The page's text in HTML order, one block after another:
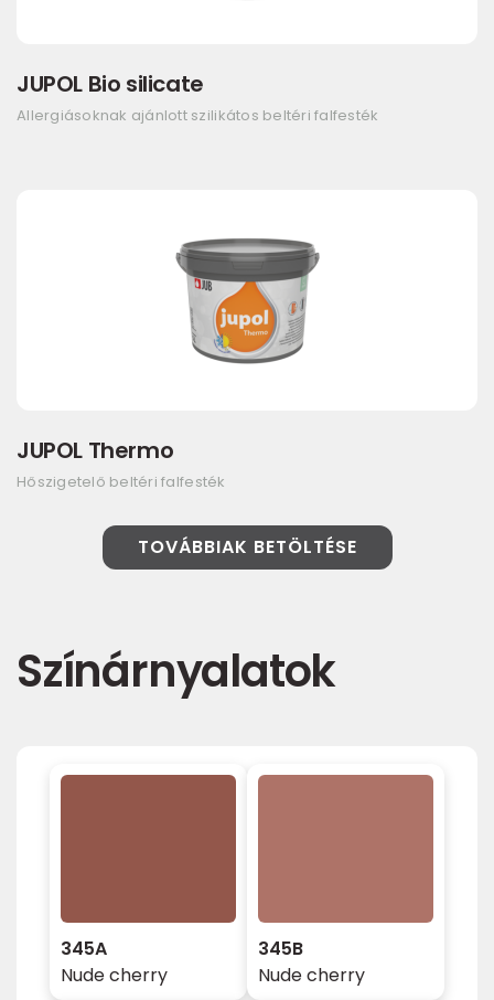
JUPOL Bio silicate
Allergiásoknak ajánlott szilikátos beltéri falfesték
JUPOL Thermo
Hőszigetelő beltéri falfesték
TOVÁBBIAK BETÖLTÉSE
Színárnyalatok
345A
Nude cherry
345B
Nude cherry